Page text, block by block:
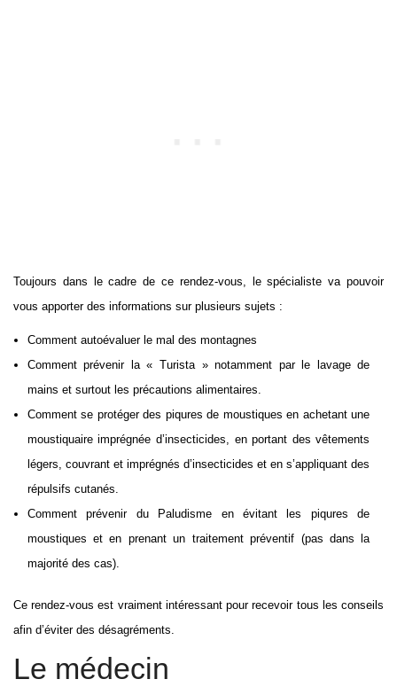
Toujours dans le cadre de ce rendez-vous, le spécialiste va pouvoir
vous apporter des informations sur plusieurs sujets :
Comment autoévaluer le mal des montagnes
Comment prévenir la « Turista » notamment par le lavage de
mains et surtout les précautions alimentaires.
Comment se protéger des piqures de moustiques en achetant une
moustiquaire imprégnée d’insecticides, en portant des vêtements
légers, couvrant et imprégnés d’insecticides et en s’appliquant des
répulsifs cutanés.
Comment prévenir du Paludisme en évitant les piqures de
moustiques et en prenant un traitement préventif (pas dans la
majorité des cas).
Ce rendez-vous est vraiment intéressant pour recevoir tous les conseils
afin d’éviter des désagréments.
Le médecin